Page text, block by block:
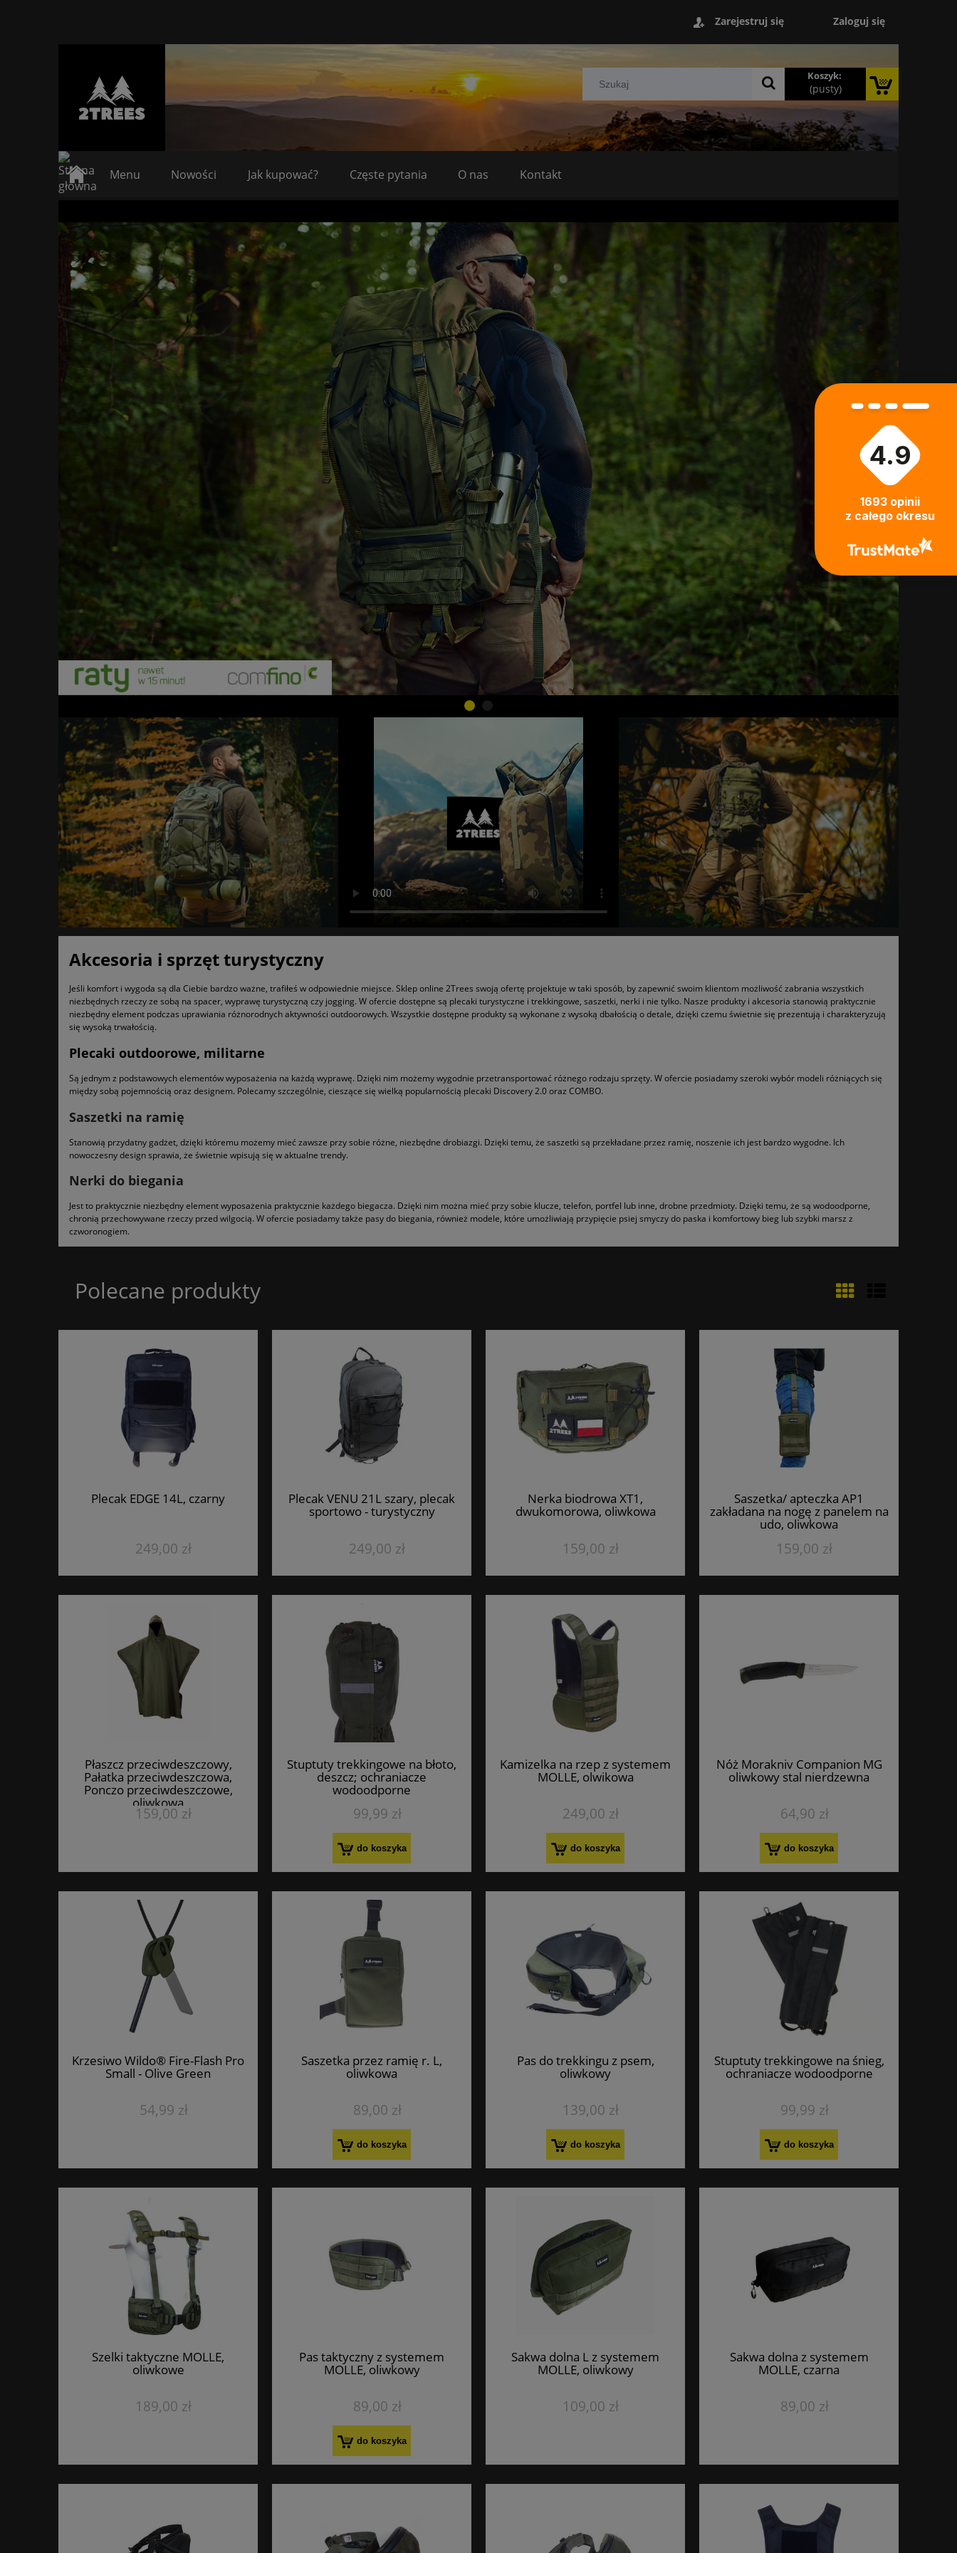
Zarejestruj się Zaloguj się
Koszyk:
(pusty)
Menu Nowości Jak kupować? Częste pytania O nas Kontakt
Akcesoria i sprzęt turystyczny
Jeśli komfort i wygoda są dla Ciebie bardzo ważne, trafiłeś w odpowiednie miejsce. Sklep online 2Trees swoją ofertę projektuje w taki sposób, by zapewnić swoim klientom możliwość zabrania wszystkich
niezbędnych rzeczy ze sobą na spacer, wyprawę turystyczną czy jogging. W ofercie dostępne są plecaki turystyczne i trekkingowe, saszetki, nerki i nie tylko. Nasze produkty i akcesoria stanowią praktycznie
niezbędny element podczas uprawiania różnorodnych aktywności outdoorowych. Wszystkie dostępne produkty są wykonane z wysoką dbałością o detale, dzięki czemu świetnie się prezentują i charakteryzują
się wysoką trwałością.
Plecaki outdoorowe, militarne
Są jednym z podstawowych elementów wyposażenia na każdą wyprawę. Dzięki nim możemy wygodnie przetransportować różnego rodzaju sprzęty. W ofercie posiadamy szeroki wybór modeli różniących się
między sobą pojemnością oraz designem. Polecamy szczególnie, cieszące się wielką popularnością plecaki Discovery 2.0 oraz COMBO.
Saszetki na ramię
Stanowią przydatny gadżet, dzięki któremu możemy mieć zawsze przy sobie różne, niezbędne drobiazgi. Dzięki temu, że saszetki są przekładane przez ramię, noszenie ich jest bardzo wygodne. Ich
nowoczesny design sprawia, że świetnie wpisują się w aktualne trendy.
Nerki do biegania
Jest to praktycznie niezbędny element wyposażenia praktycznie każdego biegacza. Dzięki nim można mieć przy sobie klucze, telefon, portfel lub inne, drobne przedmioty. Dzięki temu, że są wodoodporne,
chronią przechowywane rzeczy przed wilgocią. W ofercie posiadamy także pasy do biegania, również modele, które umożliwiają przypięcie psiej smyczy do paska i komfortowy bieg lub szybki marsz z
czworonogiem.
Polecane produkty
Plecak EDGE 14L, czarny
249,00 zł
Plecak VENU 21L szary, plecak
sportowo - turystyczny
249,00 zł
Nerka biodrowa XT1,
dwukomorowa, oliwkowa
159,00 zł
Saszetka/ apteczka AP1
zakładana na nogę z panelem na
udo, oliwkowa
159,00 zł
Płaszcz przeciwdeszczowy,
Pałatka przeciwdeszczowa,
Ponczo przeciwdeszczowe,
oliwkowa
159,00 zł
Stuptuty trekkingowe na błoto,
deszcz; ochraniacze
wodoodporne
99,99 zł
do koszyka
Kamizelka na rzep z systemem
MOLLE, olwikowa
249,00 zł
do koszyka
Nóż Morakniv Companion MG
oliwkowy stal nierdzewna
64,90 zł
do koszyka
Krzesiwo Wildo® Fire-Flash Pro
Small - Olive Green
54,99 zł
Saszetka przez ramię r. L,
oliwkowa
89,00 zł
do koszyka
Pas do trekkingu z psem,
oliwkowy
139,00 zł
do koszyka
Stuptuty trekkingowe na śnieg,
ochraniacze wodoodporne
99,99 zł
do koszyka
Szelki taktyczne MOLLE,
oliwkowe
189,00 zł
Pas taktyczny z systemem
MOLLE, oliwkowy
89,00 zł
do koszyka
Sakwa dolna L z systemem
MOLLE, oliwkowy
109,00 zł
Sakwa dolna z systemem
MOLLE, czarna
89,00 zł
4.9
1693 opinii
z całego okresu